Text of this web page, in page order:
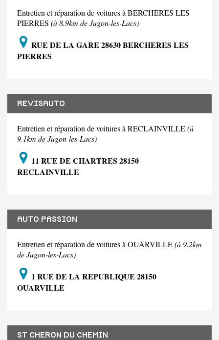
Entretien et réparation de voitures à BERCHERES LES
PIERRES (à 8.9km de Jugon-les-Lacs)
RUE DE LA GARE 28630 BERCHERES LES
PIERRES
REVISAUTO
Entretien et réparation de voitures à RECLAINVILLE(à
9.1km de Jugon-les-Lacs)
11 RUE DE CHARTRES 28150
RECLAINVILLE
AUTO PASSION
Entretien et réparation de voitures à OUARVILLE(à 9.2km
de Jugon-les-Lacs)
1 RUE DE LA REPUBLIQUE 28150
OUARVILLE
ST CHERON DU CHEMIN